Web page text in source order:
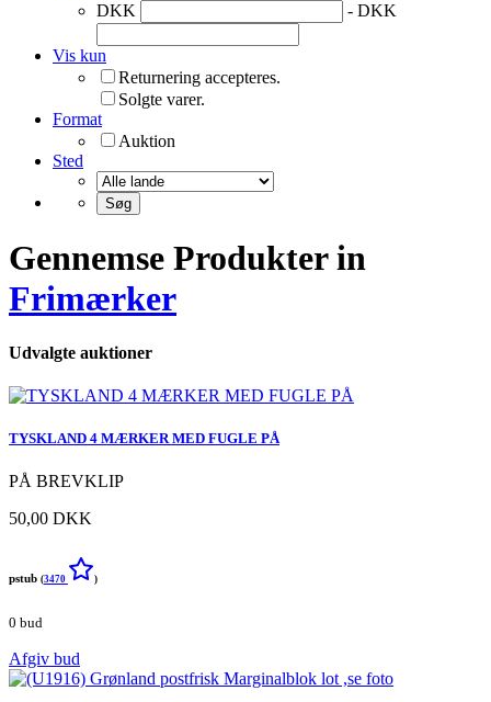
DKK
- DKK
Vis kun
Returnering accepteres.
Solgte varer.
Format
Auktion
Sted
Gennemse Produkter in
Frimærker
Udvalgte auktioner
TYSKLAND 4 MÆRKER MED FUGLE PÅ
PÅ BREVKLIP
50,00 DKK
pstub (3470 )
0 bud
Afgiv bud